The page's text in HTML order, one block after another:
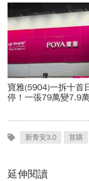
新青安3.0 首購
延伸閱讀